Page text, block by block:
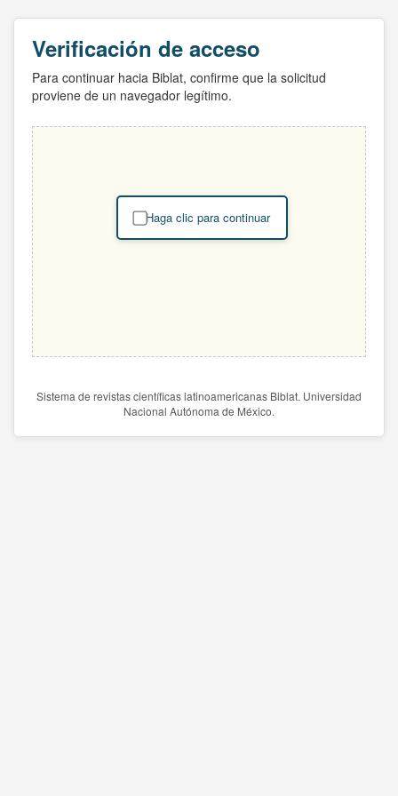
Verificación de acceso
Para continuar hacia Biblat, confirme que la solicitud
proviene de un navegador legítimo.
Haga clic para continuar
Sistema de revistas científicas latinoamericanas Biblat. Universidad
Nacional Autónoma de México.